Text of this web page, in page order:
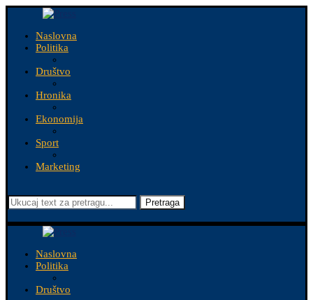
Naslovna
Politika
Društvo
Hronika
Ekonomija
Sport
Marketing
Pretraga
Naslovna
Politika
Društvo